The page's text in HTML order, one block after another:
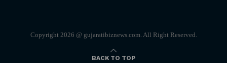
Copyright 2026 @ gujaratibiznews.com. All Right Reserved.
BACK TO TOP